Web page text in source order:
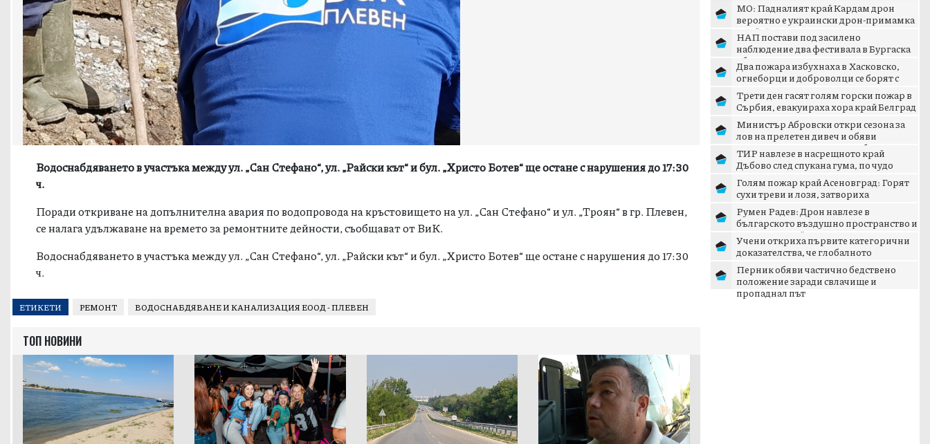
Водоснабдяването в участъка между ул. „Сан Стефано“, ул. „Райски кът“ и бул. „Христо Ботев“ ще остане с нарушения до 17:30
ч.
Поради откриване на допълнителна авария по водопровода на кръстовището на ул. „Сан Стефано“ и ул. „Троян“ в гр. Плевен,
се налага удължаване на времето за ремонтните дейности, съобщават от ВиК.
Водоснабдяването в участъка между ул. „Сан Стефано“, ул. „Райски кът“ и бул. „Христо Ботев“ ще остане с нарушения до 17:30
ч.
ЕТИКЕТИ РЕМОНТ ВОДОСНАБДЯВАНЕ И КАНАЛИЗАЦИЯ ЕООД - ПЛЕВЕН
ТОП НОВИНИ
МО: Падналият край Кардам дрон
вероятно е украински дрон-примамка
„Майя“
НАП постави под засилено
наблюдение два фестивала в Бургаска
област
Два пожара избухнаха в Хасковско,
огнеборци и доброволци се борят с
пламъците
Трети ден гасят голям горски пожар в
Сърбия, евакуираха хора край Белград
Министър Абровски откри сезона за
лов на прелетен дивеч и обяви
дигитализация на ловните б...
ТИР навлезе в насрещното край
Дъбово след спукана гума, по чудо
няма жертви
Голям пожар край Асеновград: Горят
сухи треви и лозя, затвориха
околовръстния път
Румен Радев: Дрон навлезе в
българското въздушно пространство и
се взриви край границата с...
Учени откриха първите категорични
доказателства, че глобалното
затопляне се ускорява
Перник обяви частично бедствено
положение заради свлачище и
пропаднал път